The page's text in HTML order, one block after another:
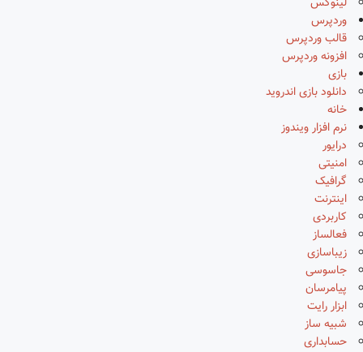
وردپرس
قالب وردپرس
افزونه وردپرس
بازی
دانلود بازی اندروید
خانه
نرم افزار ویندوز
درایور
امنیتی
گرافیک
اینترنت
کاربردی
فعالساز
زیباسازی
جاسوسی
پیامرسان
ابزار رایت
شبیه ساز
حسابداری